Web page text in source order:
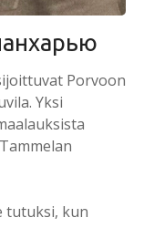
Porvoon
Yksi
tutuksi, kun